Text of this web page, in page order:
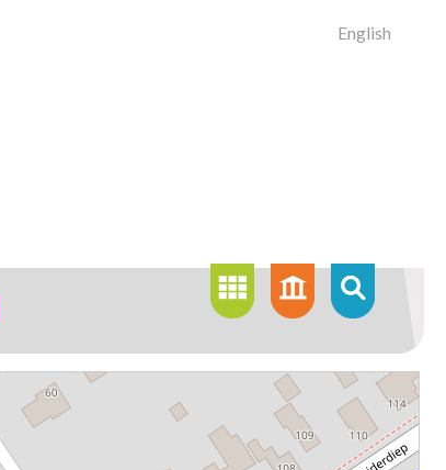
English